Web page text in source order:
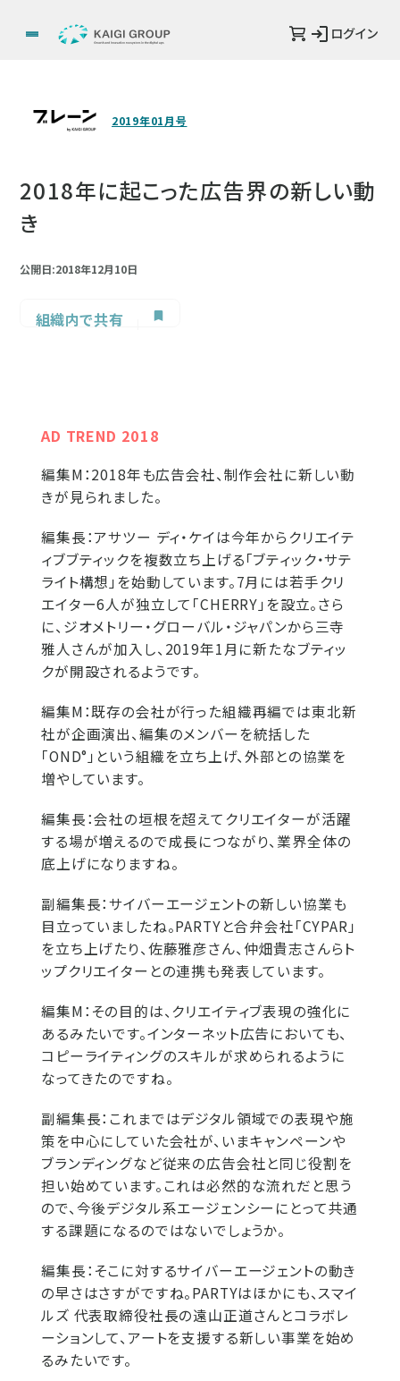
ログイン
2019年01月号
2018年に起こった広告界の新しい動
き
公開日:2018年12月10日
組織内で共有
AD TREND 2018
編集M：2018年も広告会社、制作会社に新しい動
きが見られました。
編集長：アサツー ディ・ケイは今年からクリエイテ
ィブブティックを複数立ち上げる「ブティック・サテ
ライト構想」を始動しています。7月には若手クリ
エイター6人が独立して「CHERRY」を設立。さら
に、ジオメトリー・グローバル・ジャパンから三寺
雅人さんが加入し、2019年1月に新たなブティッ
クが開設されるようです。
編集M：既存の会社が行った組織再編では東北新
社が企画演出、編集のメンバーを統括した
「OND°」という組織を立ち上げ、外部との協業を
増やしています。
編集長：会社の垣根を超えてクリエイターが活躍
する場が増えるので成長につながり、業界全体の
底上げになりますね。
副編集長：サイバーエージェントの新しい協業も
目立っていましたね。PARTYと合弁会社「CYPAR」
を立ち上げたり、佐藤雅彦さん、仲畑貴志さんらト
ップクリエイターとの連携も発表しています。
編集M： その目的は、クリエイティブ表現の強化に
あるみたいです。インターネット広告においても、
コピーライティングのスキルが求められるように
なってきたのですね。
副編集長： これまではデジタル領域での表現や施
策を中心にしていた会社が、いまキャンペーンや
ブランディングなど従来の広告会社と同じ役割を
担い始めています。これは必然的な流れだと思う
ので、今後デジタル系エージェンシーにとって共通
する課題になるのではないでしょうか。
編集長： そこに対するサイバーエージェントの動き
の早さはさすがですね。PARTYはほかにも、スマイ
ルズ 代表取締役社長の遠山正道さんとコラボレ
ーションして、アートを支援する新しい事業を始め
るみたいです。